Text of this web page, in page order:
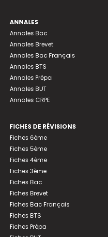
ANNALES
Annales Bac
Annales Brevet
Annales Bac Français
Annales BTS
Annales Prépa
Annales BUT
Annales CRPE
FICHES DE RÉVISIONS
Fiches 6ème
Fiches 5ème
Fiches 4ème
Fiches 3ème
Fiches Bac
Fiches Brevet
Fiches Bac Français
Fiches BTS
Fiches Prépa